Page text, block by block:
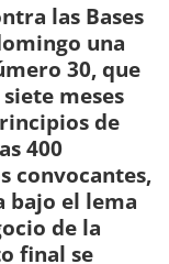
las Bases
una
30, que
meses
de
400
convocantes,
bajo el lema
de la
final se